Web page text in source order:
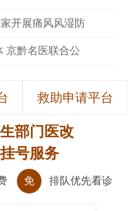
开展痛风风湿防
京黔名医联合公
救助申请平台
部门医改
号服务
免 排队优先看诊